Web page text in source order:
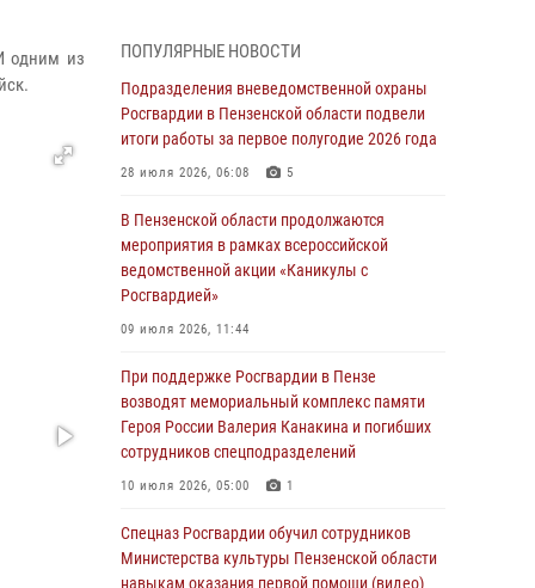
одним из
маскировавшейся под реабилитационный
центр (видео)
04 августа 2026, 07:05 4 1
В Управлении Росгвардии по Пензенской
полугодие 2026 года
04 августа 2026, 06:08
Росгвардия обеспечила безопасность
праздничных мероприятий в День ВДВ в
03 августа 2026, 07:14 1
В Пензе сотрудники Росгвардии задержали
мужчину, который криками и нецензурной
бранью напугал жильцов многоквартирного
03 августа 2026, 05:59
ПОПУЛЯРНЫЕ НОВОСТИ
Подразделения вневедомственной охраны
Росгвардии в Пензенской области подвели
итоги работы за первое полугодие 2026 года
28 июля 2026, 06:08 5
В Пензенской области продолжаются
мероприятия в рамках всероссийской
ведомственной акции «Каникулы с
Росгвардией»
09 июля 2026, 11:44
При поддержке Росгвардии в Пензе
возводят мемориальный комплекс памяти
Героя России Валерия Канакина и погибших
сотрудников спецподразделений
10 июля 2026, 05:00 1
Спецназ Росгвардии обучил сотрудников
Министерства культуры Пензенской области
навыкам оказания первой помощи (видео)